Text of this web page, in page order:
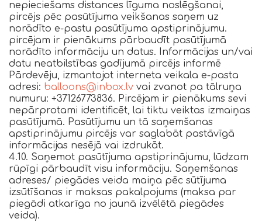
nepieciešams distances līguma noslēgšanai,
pircējs pēc pasūtījuma veikšanas saņem uz
norādīto e-pastu pasūtījuma apstiprinājumu.
pircējam ir pienākums pārbaudīt pasūtījumā
norādīto informāciju un datus. Informācijas un/vai
datu neatbilstības gadījumā pircējs informē
Pārdevēju, izmantojot interneta veikala e-pasta
adresi: balloons@inbox.lv vai zvanot pa tālruņa
numuru: +37126773836. Pircējam ir pienākums sevi
nepārprotami identificēt, lai tiktu veiktas izmaiņas
pasūtījumā. Pasūtījumu un tā saņemšanas
apstiprinājumu pircējs var saglabāt pastāvīgā
informācijas nesējā vai izdrukāt.
4.10. Saņemot pasūtījuma apstiprinājumu, lūdzam
rūpīgi pārbaudīt visu informāciju. Saņemšanas
adreses/ piegādes veida maiņa pēc sūtījuma
izsūtīšanas ir maksas pakalpojums (maksa par
piegādi atkarīga no jaunā izvēlētā piegādes
veida).